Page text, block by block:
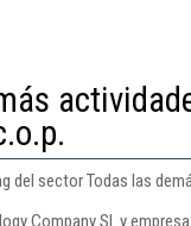
del sector Todas las
Company Sl. y